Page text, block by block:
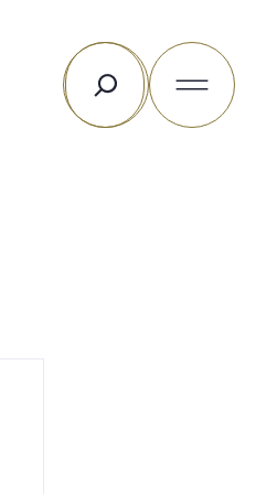
Rechercher